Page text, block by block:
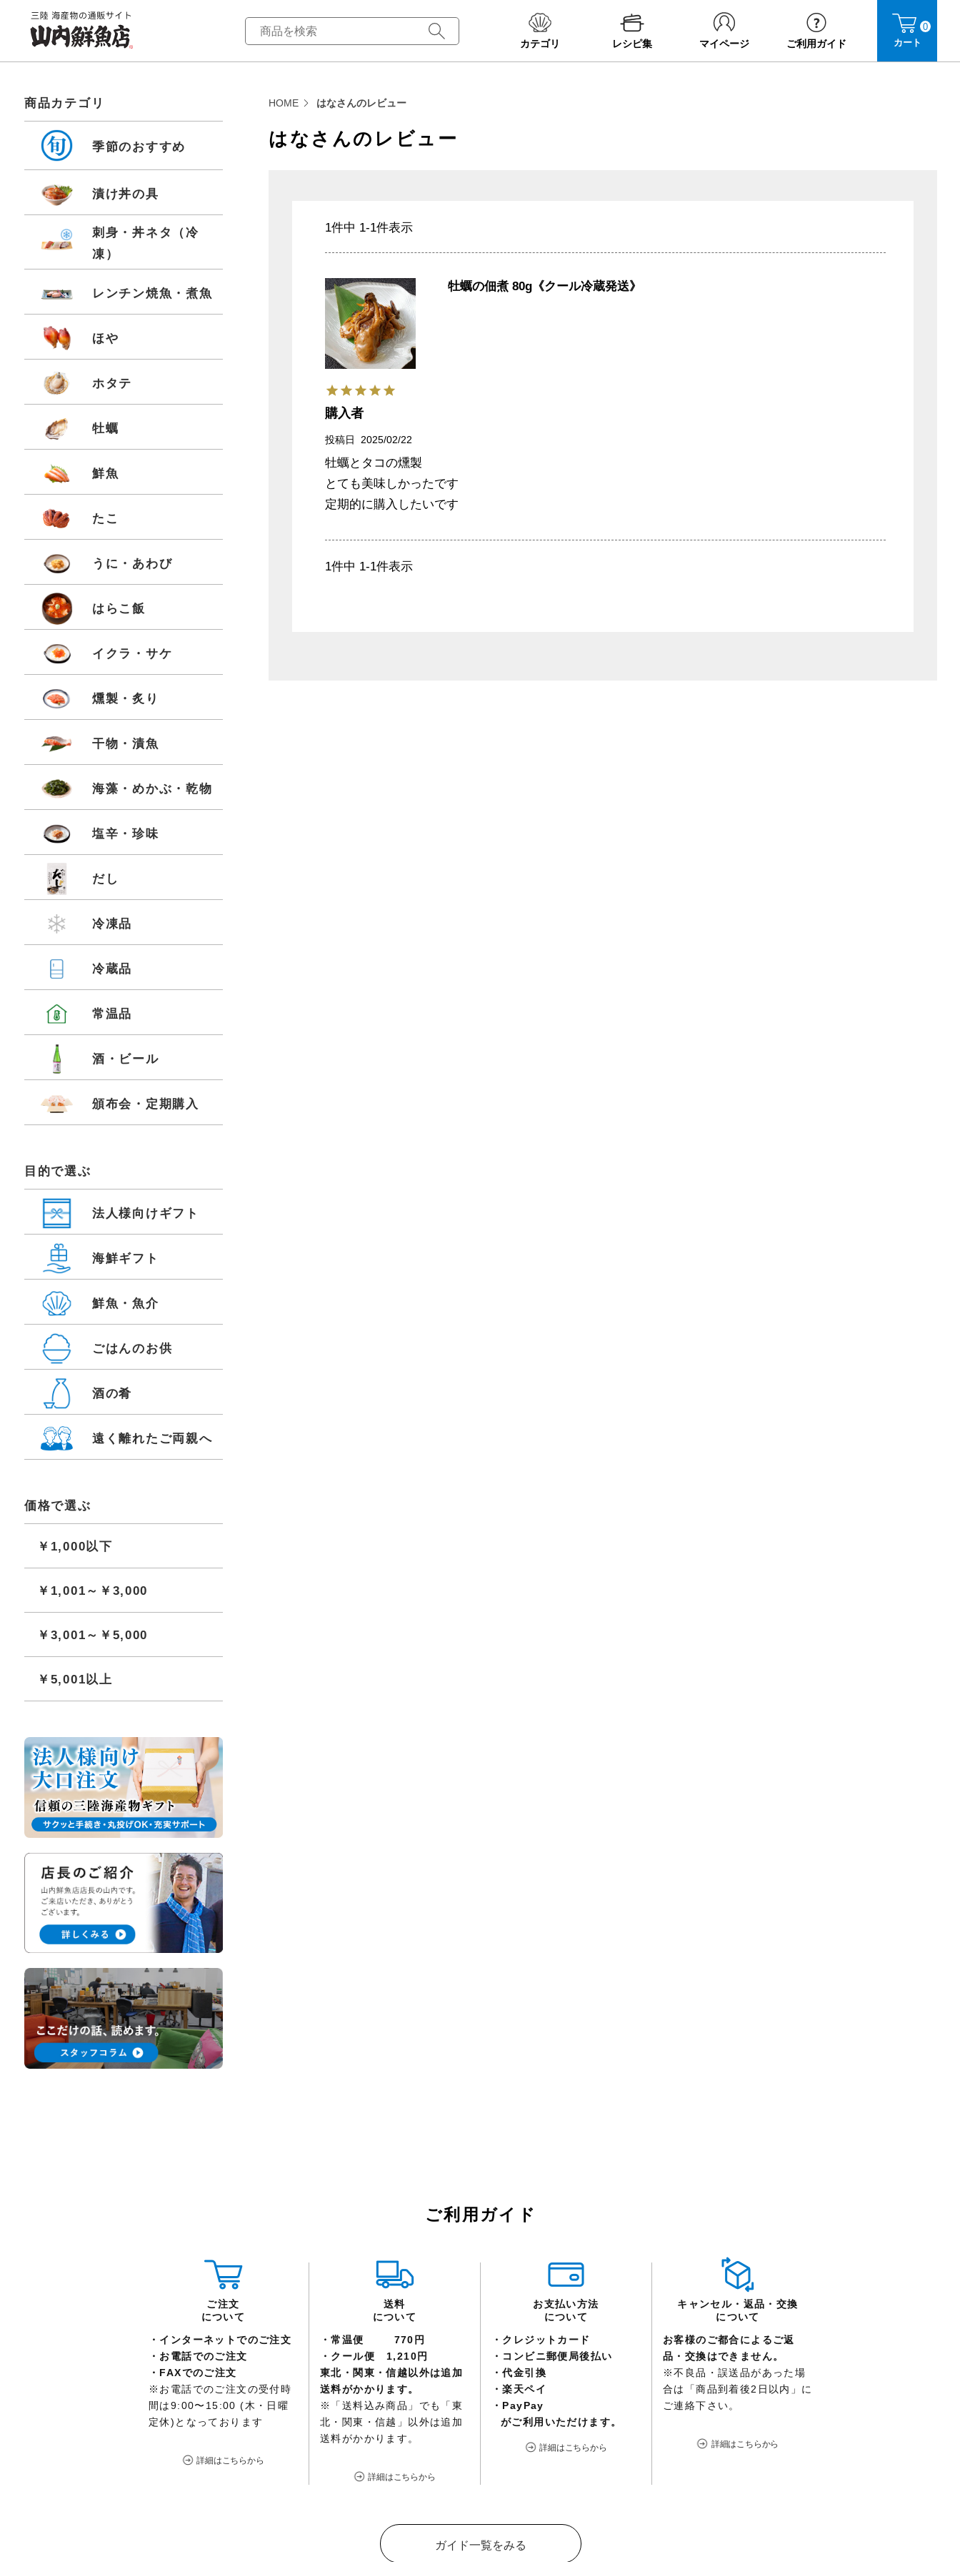
カテゴリ レシピ集 マイページ ご利用ガイド カート
0
HOME はなさんのレビュー
はなさんのレビュー
1件中 1-1件表示
牡蠣の佃煮 80g《クール冷蔵発送》
購入者
投稿日 2025/02/22
牡蠣とタコの燻製
とても美味しかったです
定期的に購入したいです
1件中 1-1件表示
商品カテゴリ
季節のおすすめ
漬け丼の具
刺身・丼ネタ（冷
凍）
レンチン焼魚・煮魚
ほや
ホタテ
牡蠣
鮮魚
たこ
うに・あわび
はらこ飯
イクラ・サケ
燻製・炙り
干物・漬魚
海藻・めかぶ・乾物
塩辛・珍味
だし
冷凍品
冷蔵品
常温品
酒・ビール
頒布会・定期購入
目的で選ぶ
法人様向けギフト
海鮮ギフト
鮮魚・魚介
ごはんのお供
酒の肴
遠く離れたご両親へ
価格で選ぶ
￥1,000以下
￥1,001～￥3,000
￥3,001～￥5,000
￥5,001以上
ご利用ガイド
ご注文
について
インターネットでのご注文
お電話でのご注文
FAXでのご注文
※お電話でのご注文の受付時
間は9:00〜 15:00 (木・日曜
定休)となっております
詳細はこちらから
送料
について
常温便
770円
クール便
1,210円
東北・関東・信越以外は追加
送料がかかります。
※「送料込み商品」でも「東
北・関東・信越」以外は追加
送料がかかります。
詳細はこちらから
お支払い方法
について
クレジットカード
コンビニ郵便局後払い
代金引換
楽天ペイ
PayPay
がご利用いただけます。
詳細はこちらから
キャンセル・返品・交換
について
お客様のご都合によるご返
品・交換はできません。
※不良品・誤送品があった場
合は「商品到着後2日以内」に
ご連絡下さい。
詳細はこちらから
ガイド一覧をみる